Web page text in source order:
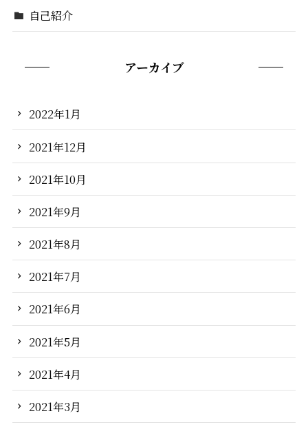
自己紹介
アーカイブ
2022年1月
2021年12月
2021年10月
2021年9月
2021年8月
2021年7月
2021年6月
2021年5月
2021年4月
2021年3月